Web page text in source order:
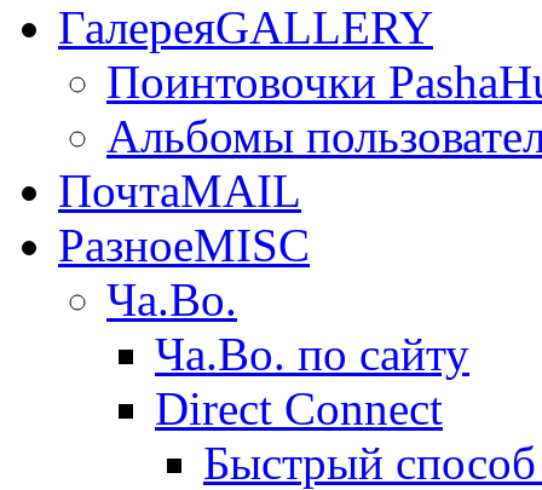
ГалереяGALLERY
Поинтовочки
Альбомы
ПочтаMAIL
РазноеMISC
Ча.Во.
Ча.Во. по сайту
Direct Connect
Быстрый